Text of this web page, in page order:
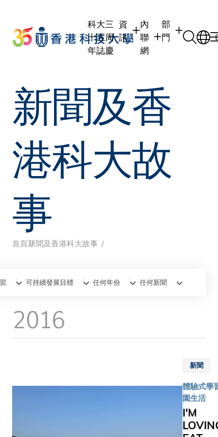
main
content
科大三
十五周
年誌慶
資
訊
校友
傳媒
公眾
內
聯
網
校友內聯網
部
門
行政部門
社交平台及應
新聞及香
港科大故
事
導
航
連
結
首頁新聞及香港科大故事
全部新聞香港科大故事
可持續發展目標 任何年份 任何新聞
2016
新聞
體驗式學
園生活
I'M